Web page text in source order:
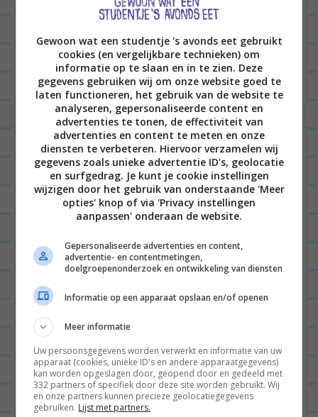
Hey hey! Het is zo ver! We zijn eindelijk verhuisd!
Vandaag kwam de verhuisvlog dan ook eindelijk
online. We wonen nu twee weken in wat we...
verder
Video: De laatste loodjes (wegen
zwaar)
Hallo leuke mensen! De 16e video staat online
waarin Jan en ik je meenemen in de verbouwing
Gewoon wat een studentje 's avonds eet gebruikt
cookies (en vergelijkbare technieken) om
informatie op te slaan en in te zien. Deze
gegevens gebruiken wij om onze website goed te
laten functioneren, het gebruik van de website te
analyseren, gepersonaliseerde content en
advertenties te tonen, de effectiviteit van
advertenties en content te meten en onze
diensten te verbeteren. Hiervoor verzamelen wij
gegevens zoals unieke advertentie ID’s, geolocatie
en surfgedrag. Je kunt je cookie instellingen
wijzigen door het gebruik van onderstaande 'Meer
opties' knop of via 'Privacy instellingen
aanpassen' onderaan de website.
Gepersonaliseerde advertenties en content,
advertentie- en contentmetingen,
doelgroepenonderzoek en ontwikkeling van diensten
Informatie op een apparaat opslaan en/of openen
Meer informatie
Uw persoonsgegevens worden verwerkt en informatie van uw
apparaat (cookies, unieke ID's en andere apparaatgegevens)
kan worden opgeslagen door, geopend door en gedeeld met
332 partners of specifiek door deze site worden gebruikt. Wij
en onze partners kunnen precieze geolocatiegegevens
gebruiken. Lijst met partners.